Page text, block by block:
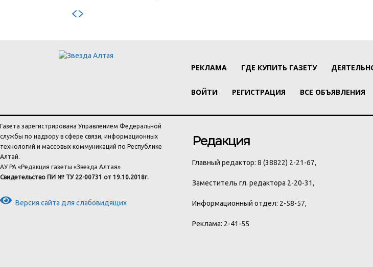
РЕКЛАМА ГДЕ КУПИТЬ ГАЗЕТУ
ВОЙТИ РЕГИСТРАЦИЯ ВСЕ ОБЪЯВЛЕНИЯ
Газета зарегистрирована Управлением Федеральной
службы по надзору в сфере связи, информационных
технологий и массовых коммуникаций по Республике
Алтай.
АУ РА «Редакция газеты «Звезда Алтая»
Свидетельство ПИ № ТУ 22-00731 от 19.10.2018г.
Версия сайта для слабовидящих
Редакция
Главный редактор: 8 (38822) 2-21-67,
Заместитель гл. редактора 2-20-31,
Информационный отдел: 2-58-57,
Реклама: 2-41-55